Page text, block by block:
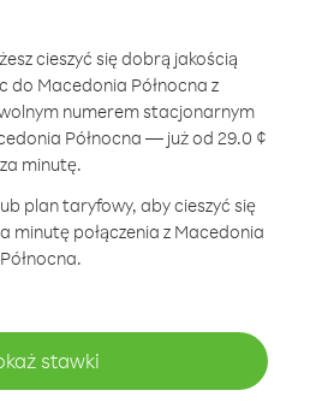
cieszyć się dobrą jakością
do Macedonia Północna z
numerem stacjonarnym
Północna — już od 29.0 ¢
za minutę.
plan taryfowy, aby cieszyć się
minutę połączenia z Macedonia
Północna.
stawki